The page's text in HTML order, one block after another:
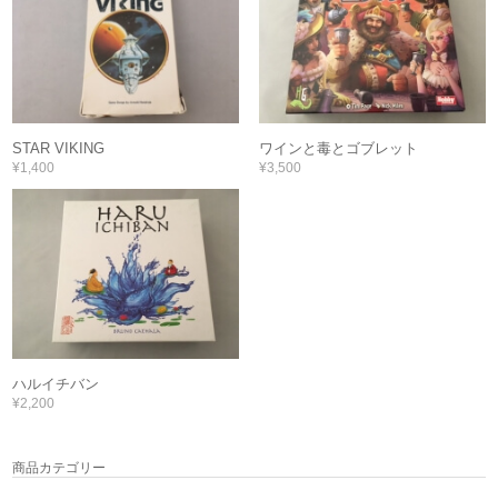
STAR VIKING
¥1,400
ワインと毒とゴブレット
¥3,500
ハルイチバン
¥2,200
商品カテゴリー